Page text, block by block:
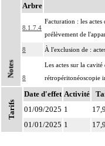
Notes
Arbre
8.1.7.4
Facturation : les
prélèvement de
8 À l'exclusion de :
8
Les actes sur la
rétropéritonéoscopie
associée, la toilette
Les actes sur la
Tarifs
Date d'effet Activité
01/09/2025 1
01/01/2025 1